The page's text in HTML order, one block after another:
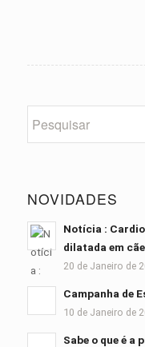
NOVIDADES
Notícia :
dilatada em
20 de Janeiro de
Campanha de
10 de Janeiro de
Sabe o que é a